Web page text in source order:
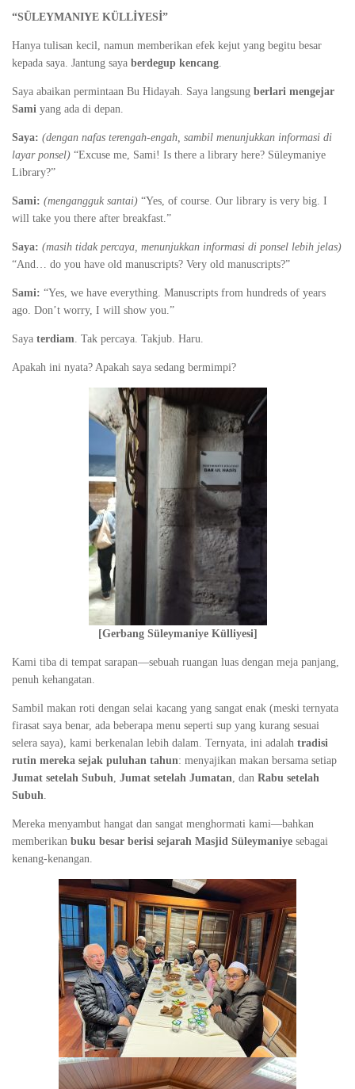
“SÜLEYMANIYE KÜLLİYESİ”
Hanya tulisan kecil, namun memberikan efek kejut yang begitu besar
kepada saya. Jantung saya berdegup kencang.
Saya abaikan permintaan Bu Hidayah. Saya langsung berlari mengejar
Sami yang ada di depan.
Saya: (dengan nafas terengah-engah, sambil menunjukkan informasi di
layar ponsel) “Excuse me, Sami! Is there a library here? Süleymaniye
Library?”
Sami: (mengangguk santai) “Yes, of course. Our library is very big. I
will take you there after breakfast.”
Saya: (masih tidak percaya, menunjukkan informasi di ponsel lebih jelas)
“And… do you have old manuscripts? Very old manuscripts?”
Sami: “Yes, we have everything. Manuscripts from hundreds of years
ago. Don’t worry, I will show you.”
Saya terdiam. Tak percaya. Takjub. Haru.
Apakah ini nyata? Apakah saya sedang bermimpi?
[Gerbang Süleymaniye Külliyesi]
Kami tiba di tempat sarapan—sebuah ruangan luas dengan meja panjang,
penuh kehangatan.
Sambil makan roti dengan selai kacang yang sangat enak (meski ternyata
firasat saya benar, ada beberapa menu seperti sup yang kurang sesuai
selera saya), kami berkenalan lebih dalam. Ternyata, ini adalah tradisi
rutin mereka sejak puluhan tahun: menyajikan makan bersama setiap
Jumat setelah Subuh, Jumat setelah Jumatan, dan Rabu setelah
Subuh.
Mereka menyambut hangat dan sangat menghormati kami—bahkan
memberikan buku besar berisi sejarah Masjid Süleymaniye sebagai
kenang-kenangan.